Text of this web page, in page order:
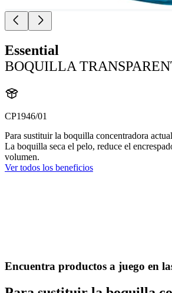
Essential
BOQUILLA
CP1946/01
Para sustituir la boquilla concentradora actual
La boquilla seca el pelo, reduce el
volumen.
Ver todos los beneficios
Encuentra productos a juego en